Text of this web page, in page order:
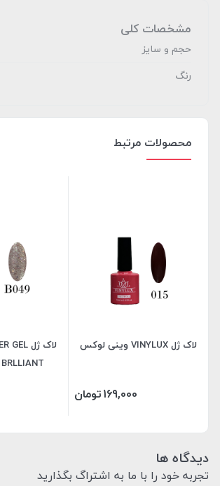
مشخصات کلی
حجم و سایز
رنگ
محصولات مرتبط
لاک ژل VINYLUX وینی لوکس
169,000تومان
BRLLIANT حجم 15 میل
دیدگاه ها
تجربه خود را با ما به اشتراگ بگذارید